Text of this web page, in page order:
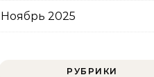
Ноябрь 2025
РУБРИКИ